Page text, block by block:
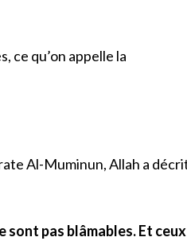
ce qu’on appelle la
Al-Muminun, Allah a
sont pas blâmables. Et ceux